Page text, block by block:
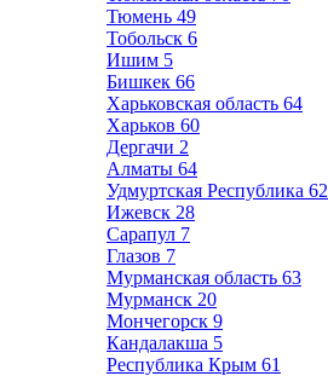
Тюмень 49
Тобольск 6
Ишим 5
Бишкек 66
Харьковская область 64
Харьков 60
Дергачи 2
Алматы 64
Удмуртская Республика 62
Ижевск 28
Сарапул 7
Глазов 7
Мурманская область 63
Мурманск 20
Мончегорск 9
Кандалакша 5
Республика Крым 61